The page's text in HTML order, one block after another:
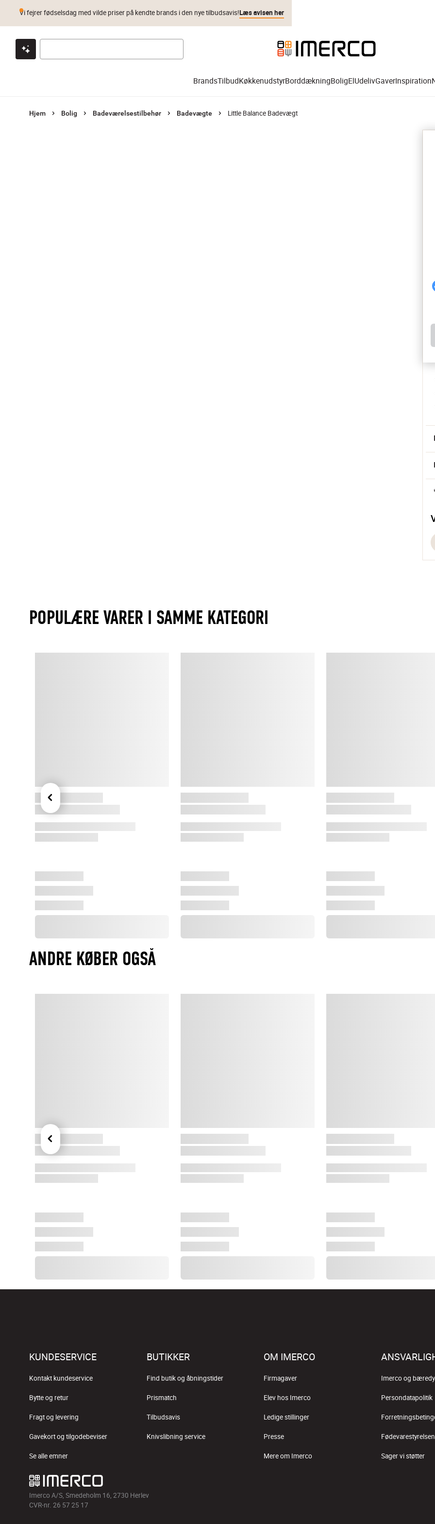
Klik & hent Byt i 1 år Prismatch
Vi fejrer fødselsdag med vilde priser på kendte brands i den nye tilbudsavis!Læs avisen her
BrandsTilbudKøkkenudstyrBorddækningBoligElUdelivGaverInspiration
Hjem Bolig Badeværelsestilbehør Badevægte Little Balance Badevægt
POPULÆRE VARER I SAMME KATEGORI
ANDRE KØBER OGSÅ
KUNDESERVICE
Kontakt kundeservice
Bytte og retur
Fragt og levering
Gavekort og tilgodebeviser
Se alle emner
BUTIKKER
Find butik og åbningstider
Prismatch
Tilbudsavis
Knivslibning service
OM IMERCO
Firmagaver
Elev hos Imerco
Ledige stillinger
Presse
Mere om Imerco
Imerco og
Persondatapolitik
Sager vi støtter
Imerco A/S, Smedeholm 16, 2730 Herlev
CVR-nr. 26 57 25 17